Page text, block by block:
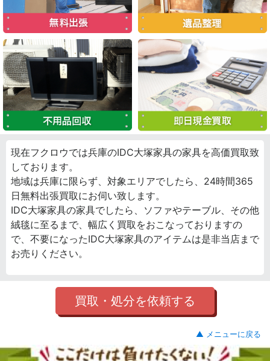
現在フクロウでは兵庫のIDC大塚家具の家具を高価買取致
しております。
地域は兵庫に限らず、対象エリアでしたら、24時間365
日無料出張買取にお伺い致します。
IDC大塚家具の家具でしたら、ソファやテーブル、その他
絨毯に至るまで、幅広く買取をおこなっておりますの
で、不要になったIDC大塚家具のアイテムは是非当店まで
お売りください。
買取・処分を依頼する
▲ メニューに戻る